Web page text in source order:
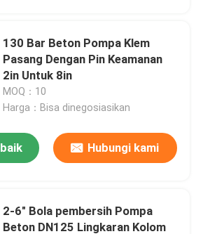
130 Bar Beton Pompa Klem
Pasang Dengan Pin Keamanan
2in Untuk 8in
MOQ：10
Harga：Bisa dinegosiasikan
Hubungi kami
2-6" Bola pembersih Pompa
Beton DN125 Lingkaran Kolom